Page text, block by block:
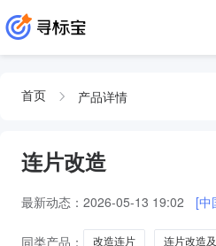
首页 产品详情
连片改造
最新动态： 2026-05-13 19:02
同类产品： 改造连片 连片改造及